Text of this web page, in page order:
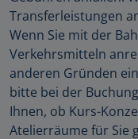
Transferleistungen
Wenn Sie mit der
Verkehrsmitteln
anderen Gründen
bitte bei der
Ihnen, ob Kurs-
Atelierräume für Sie